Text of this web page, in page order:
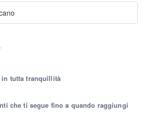
in tutta tranquillità
che ti segue fino a quando raggiungi